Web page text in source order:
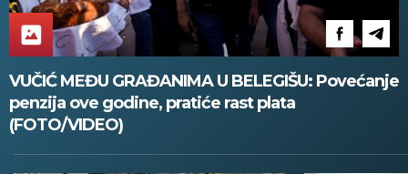
VUČIĆ MEĐU GRAĐANIMA U BELEGIŠU: Povećanje
penzija ove godine, pratiće rast plata
(FOTO/VIDEO)